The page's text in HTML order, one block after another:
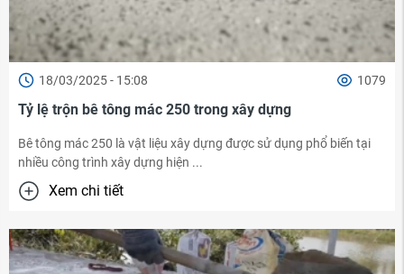
18/03/2025 - 15:08 1079
Tỷ lệ trộn bê tông mác 250 trong xây dựng
Bê tông mác 250 là vật liệu xây dựng được sử dụng phổ biến tại
nhiều công trình xây dựng hiện ...
Xem chi tiết